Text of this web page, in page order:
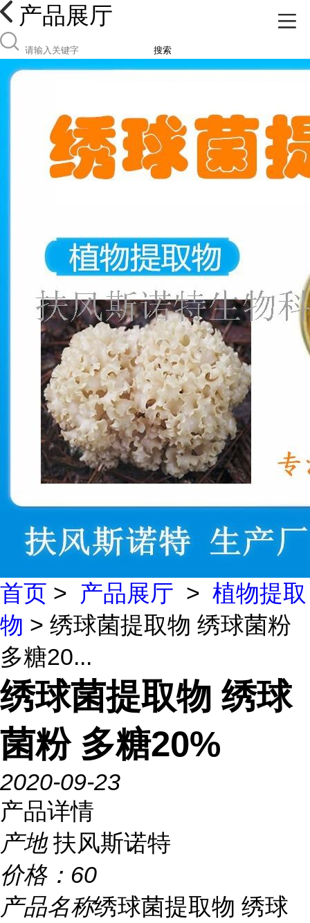
产品展厅
搜索
首页 > 产品展厅 > 植物提取
物 > 绣球菌提取物 绣球菌粉
多糖20...
绣球菌提取物 绣球
菌粉 多糖20%
2020-09-23
产品详情
产地 扶风斯诺特
价格： 60
产品名称绣球菌提取物 绣球